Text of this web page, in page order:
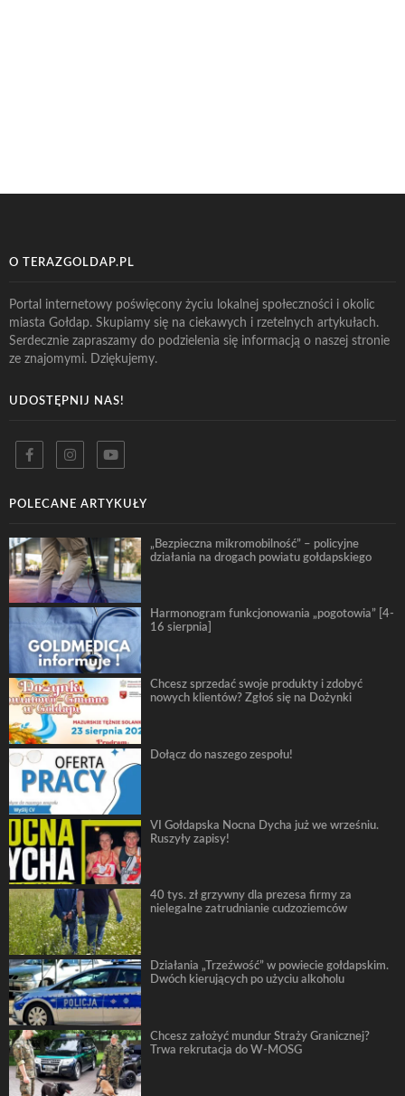
O TERAZGOLDAP.PL
Portal internetowy poświęcony życiu lokalnej społeczności i okolic
miasta Gołdap. Skupiamy się na ciekawych i rzetelnych artykułach.
Serdecznie zapraszamy do podzielenia się informacją o naszej stronie
ze znajomymi. Dziękujemy.
UDOSTĘPNIJ NAS!
POLECANE ARTYKUŁY
„Bezpieczna mikromobilność” – policyjne
działania na drogach powiatu gołdapskiego
Harmonogram funkcjonowania „pogotowia” [4-
16 sierpnia]
Chcesz sprzedać swoje produkty i zdobyć
nowych klientów? Zgłoś się na Dożynki
Dołącz do naszego zespołu!
VI Gołdapska Nocna Dycha już we wrześniu.
Ruszyły zapisy!
40 tys. zł grzywny dla prezesa firmy za
nielegalne zatrudnianie cudzoziemców
Działania „Trzeźwość” w powiecie gołdapskim.
Dwóch kierujących po użyciu alkoholu
Chcesz założyć mundur Straży Granicznej?
Trwa rekrutacja do W-MOSG